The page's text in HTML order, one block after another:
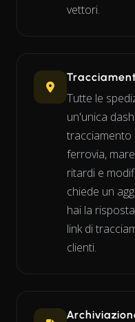
vettori.
Tutte le
un'unica
tracciamento
ferrovia,
ritardi e
chiede un
hai la
link di
clienti.